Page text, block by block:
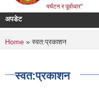
पर्यटन र पूर्वाधार"
अपडेट
You are here
Home » स्वत:प्रकाशन
स्वत:प्रकाशन